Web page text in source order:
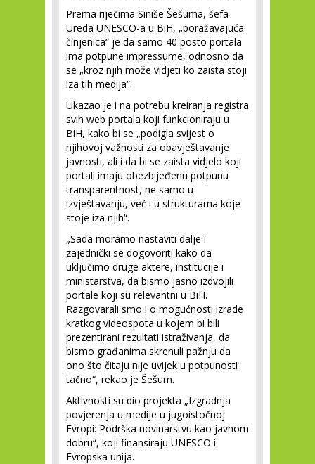
Prema riječima Siniše Šešuma, šefa
Ureda UNESCO-a u BiH, „poražavajuća
činjenica“ je da samo 40 posto portala
ima potpune impressume, odnosno da
se „kroz njih može vidjeti ko zaista stoji
iza tih medija“.
Ukazao je i na potrebu kreiranja registra
svih web portala koji funkcioniraju u
BiH, kako bi se „podigla svijest o
njihovoj važnosti za obavještavanje
javnosti, ali i da bi se zaista vidjelo koji
portali imaju obezbijeđenu potpunu
transparentnost, ne samo u
izvještavanju, već i u strukturama koje
stoje iza njih“.
„Sada moramo nastaviti dalje i
zajednički se dogovoriti kako da
uključimo druge aktere, institucije i
ministarstva, da bismo jasno izdvojili
portale koji su relevantni u BiH.
Razgovarali smo i o mogućnosti izrade
kratkog videospota u kojem bi bili
prezentirani rezultati istraživanja, da
bismo građanima skrenuli pažnju da
ono što čitaju nije uvijek u potpunosti
tačno“, rekao je Šešum.
Aktivnosti su dio projekta „Izgradnja
povjerenja u medije u jugoistočnoj
Evropi: Podrška novinarstvu kao javnom
dobru“, koji finansiraju UNESCO i
Evropska unija.